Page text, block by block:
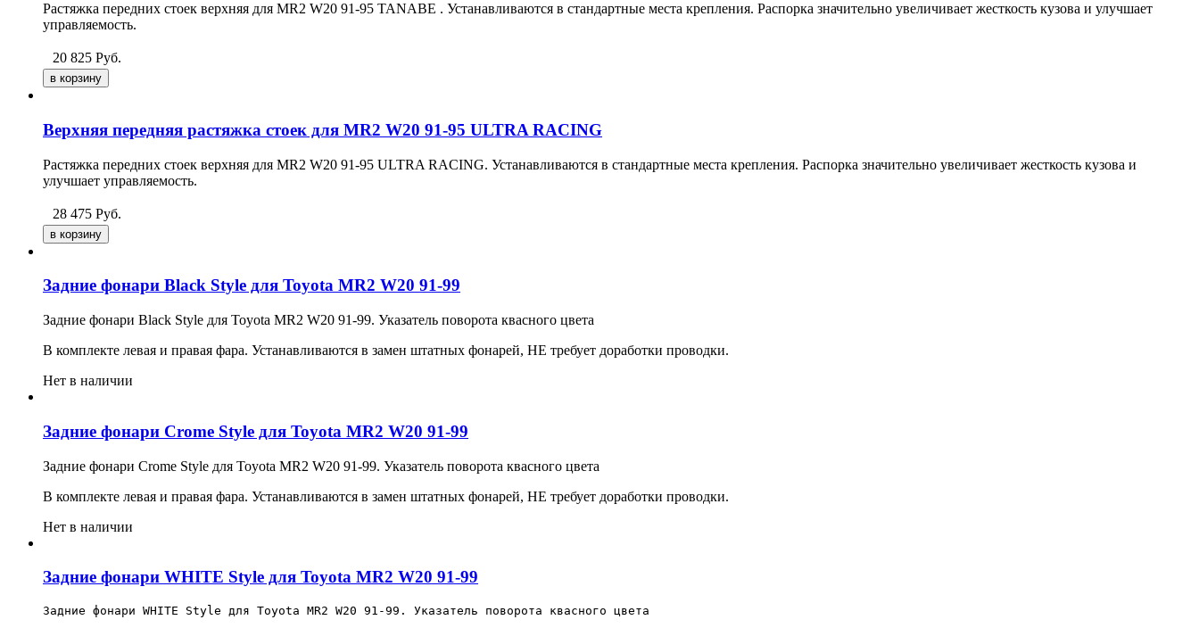
Растяжка передних стоек верхняя для MR2 W20 91-95 TANABE . Устанавливаются в стандартные места крепления. Распорка значительно увеличивает жесткость кузова и улучшает
управляемость.
20 825 Руб.
Верхняя передняя растяжка стоек для MR2 W20 91-95 ULTRA RACING
Растяжка передних стоек верхняя для MR2 W20 91-95 ULTRA RACING. Устанавливаются в стандартные места крепления. Распорка значительно увеличивает жесткость кузова и
улучшает управляемость.
28 475 Руб.
Задние фонари Black Style для Toyota MR2 W20 91-99
Задние фонари Black Style для Toyota MR2 W20 91-99. Указатель поворота квасного цвета
В комплекте левая и правая фара. Устанавливаются в замен штатных фонарей, НЕ требует доработки проводки.
Нет в наличии
Задние фонари Crome Style для Toyota MR2 W20 91-99
Задние фонари Crome Style для Toyota MR2 W20 91-99. Указатель поворота квасного цвета
В комплекте левая и правая фара. Устанавливаются в замен штатных фонарей, НЕ требует доработки проводки.
Нет в наличии
Задние фонари WHITE Style для Toyota MR2 W20 91-99
Задние фонари WHITE Style для Toyota MR2 W20 91-99. Указатель поворота квасного цвета